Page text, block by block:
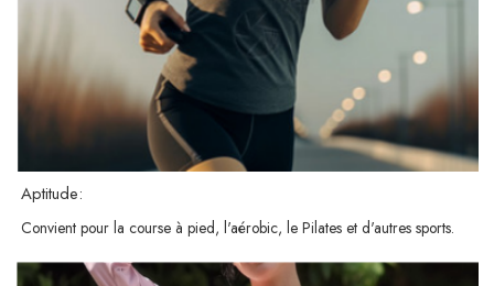
Aptitude:
Convient pour la course à pied, l'aérobic, le Pilates et d'autres sports.